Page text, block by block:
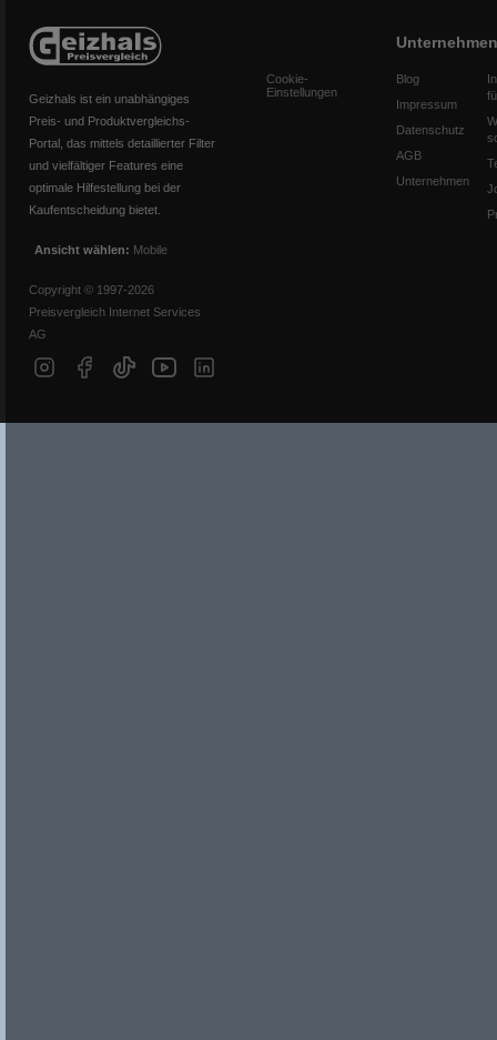
Geizhals ist ein unabhängiges
Preis- und Produktvergleichs-
Portal, das mittels detaillierter Filter
und vielfältiger Features eine
optimale Hilfestellung bei der
Kaufentscheidung bietet.
Ansicht wählen: Mobile
Copyright © 1997-2026
Preisvergleich Internet Services
AG
Cookie-
Einstellungen
Unternehmen
Blog
Impressum
Datenschutz
AGB
Unternehmen